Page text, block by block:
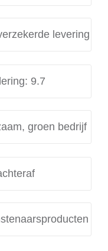
levering
9.7
groen bedrijf